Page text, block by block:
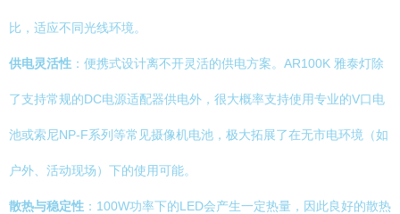
比，适应不同光线环境。
供电灵活性 ：便携式设计离不开灵活的供电方案。AR100K 雅泰灯除
了支持常规的DC电源适配器供电外，很大概率支持使用专业的V口电
池或索尼NP-F系列等常见摄像机电池，极大拓展了在无市电环境（如
户外、活动现场）下的使用可能。
散热与稳定性 ：100W功率下的LED会产生一定热量，因此良好的散热